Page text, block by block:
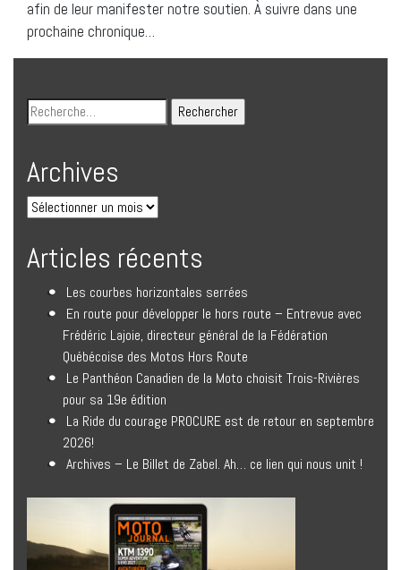
afin de leur manifester notre soutien. À suivre dans une
prochaine chronique…
Archives
Articles récents
Les courbes horizontales serrées
En route pour développer le hors route – Entrevue avec
Frédéric Lajoie, directeur général de la Fédération
Québécoise des Motos Hors Route
Le Panthéon Canadien de la Moto choisit Trois-Rivières
pour sa 19e édition
La Ride du courage PROCURE est de retour en septembre
2026!
Archives – Le Billet de Zabel. Ah… ce lien qui nous unit !